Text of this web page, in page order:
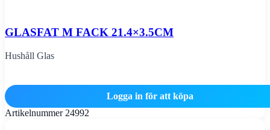
GLASFAT M FACK 21.4×3.5CM
Hushåll Glas
Logga in för att köpa
Artikelnummer 24992